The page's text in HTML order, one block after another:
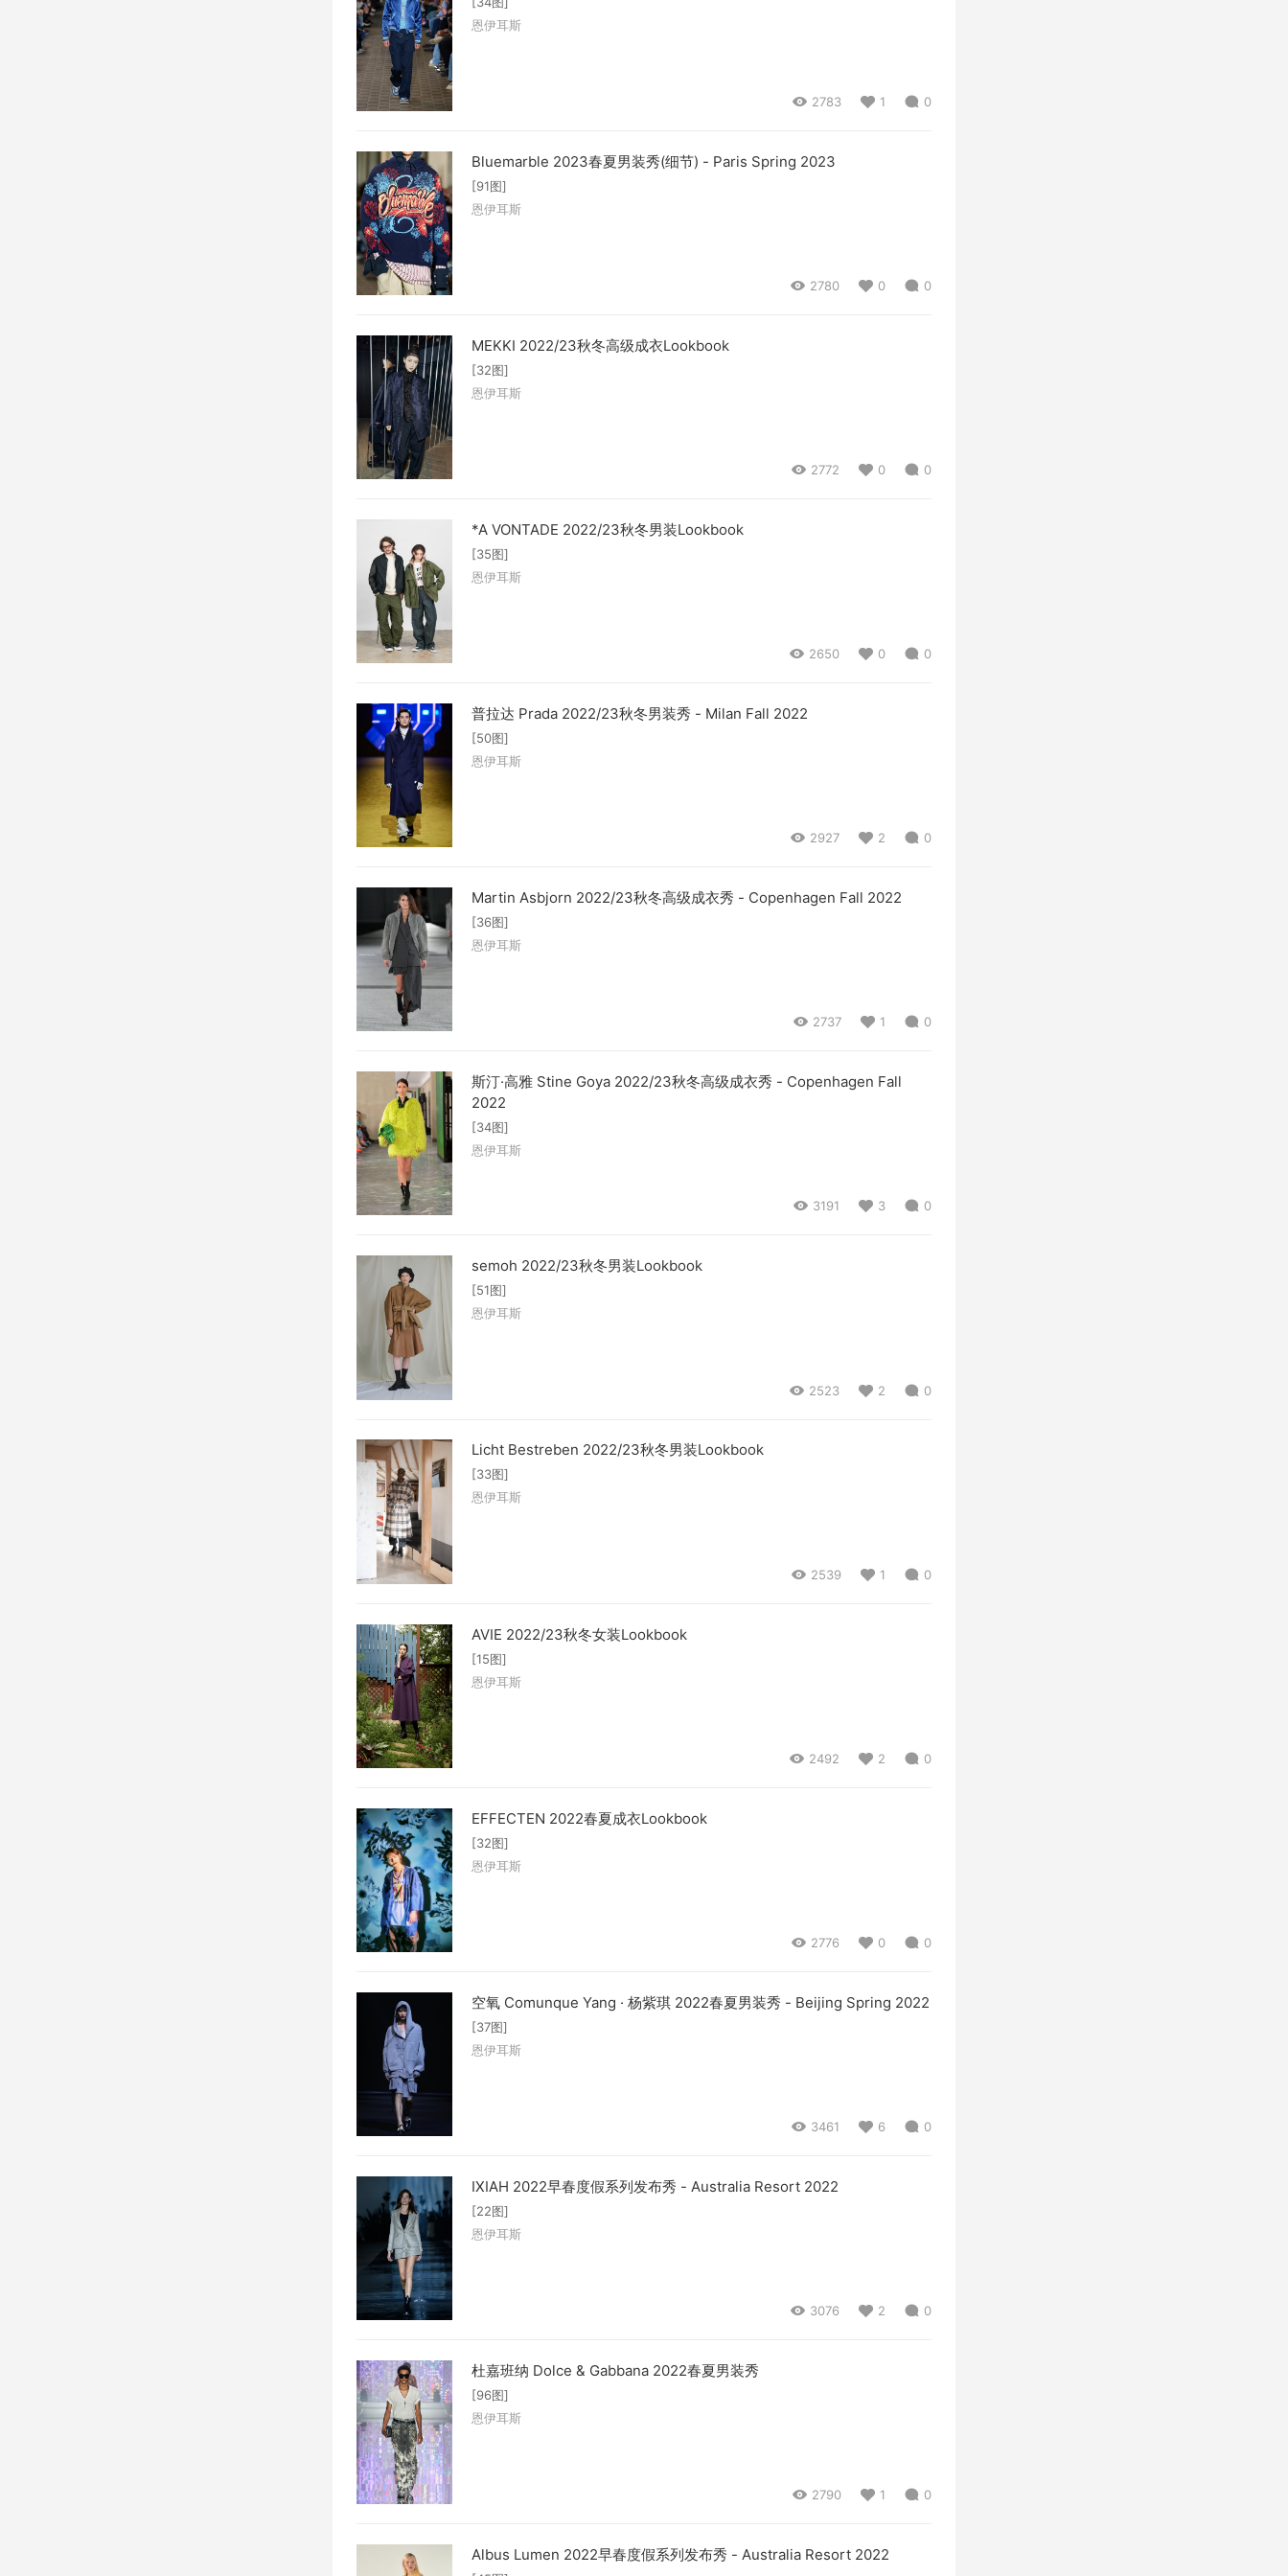
恩伊耳斯
2783 1 0
Bluemarble 2023春夏男装秀(细节) - Paris Spring 2023
[91图]
恩伊耳斯
2780 0 0
MEKKI 2022/23秋冬高级成衣Lookbook
[32图]
恩伊耳斯
2772 0 0
*A VONTADE 2022/23秋冬男装Lookbook
[35图]
恩伊耳斯
2650 0 0
普拉达 Prada 2022/23秋冬男装秀 - Milan Fall 2022
[50图]
恩伊耳斯
2927 2 0
Martin Asbjorn 2022/23秋冬高级成衣秀 - Copenhagen Fall 2022
[36图]
恩伊耳斯
2737 1 0
斯汀·高雅 Stine Goya 2022/23秋冬高级成衣秀 - Copenhagen Fall
2022
[34图]
恩伊耳斯
3191 3 0
semoh 2022/23秋冬男装Lookbook
[51图]
恩伊耳斯
2523 2 0
Licht Bestreben 2022/23秋冬男装Lookbook
[33图]
恩伊耳斯
2539 1 0
AVIE 2022/23秋冬女装Lookbook
[15图]
恩伊耳斯
2492 2 0
EFFECTEN 2022春夏成衣Lookbook
[32图]
恩伊耳斯
2776 0 0
空氧 Comunque Yang · 杨紫琪 2022春夏男装秀 - Beijing Spring 2022
[37图]
恩伊耳斯
3461 6 0
IXIAH 2022早春度假系列发布秀 - Australia Resort 2022
[22图]
恩伊耳斯
3076 2 0
杜嘉班纳 Dolce & Gabbana 2022春夏男装秀
[96图]
恩伊耳斯
2790 1 0
Albus Lumen 2022早春度假系列发布秀 - Australia Resort 2022